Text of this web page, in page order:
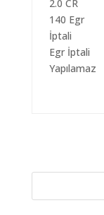
Egr İptali
Yapılamaz